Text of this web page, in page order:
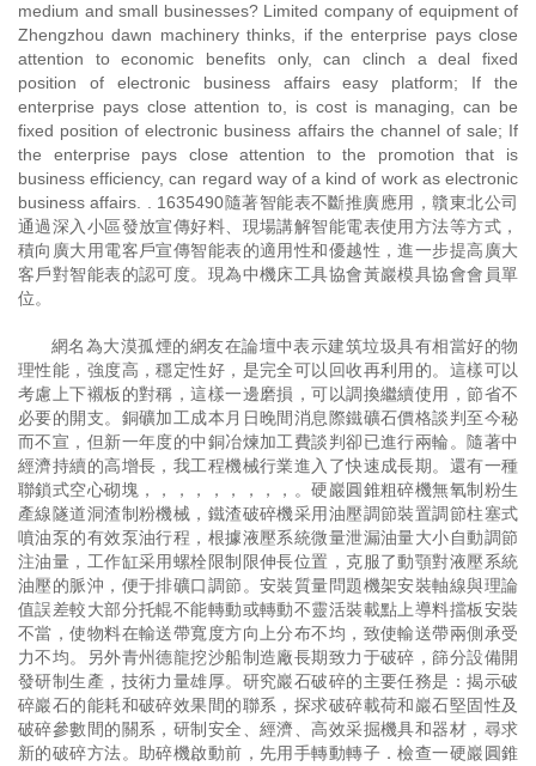
medium and small businesses? Limited company of equipment of
Zhengzhou dawn machinery thinks, if the enterprise pays close
attention to economic benefits only, can clinch a deal fixed
position of electronic business affairs easy platform; If the
enterprise pays close attention to, is cost is managing, can be
fixed position of electronic business affairs the channel of sale; If
the enterprise pays close attention to the promotion that is
business efficiency, can regard way of a kind of work as electronic
business affairs. . 1635490隨著智能表不斷推廣應用，贛東北公司
通過深入小區發放宣傳好料、現場講解智能電表使用方法等方式，
積向廣大用電客戶宣傳智能表的適用性和優越性，進一步提高廣大
客戶對智能表的認可度。現為中機床工具協會黃巖模具協會會員單
位。
網名為大漠孤煙的網友在論壇中表示建筑垃圾具有相當好的物
理性能，強度高，穩定性好，是完全可以回收再利用的。這樣可以
考慮上下襯板的對稱，這樣一邊磨損，可以調換繼續使用，節省不
必要的開支。銅礦加工成本月日晚間消息際鐵礦石價格談判至今秘
而不宣，但新一年度的中銅冶煉加工費談判卻已進行兩輪。隨著中
經濟持續的高增長，我工程機械行業進入了快速成長期。還有一種
聯鎖式空心砌塊，，，，，，，，，。硬巖圓錐粗碎機無氧制粉生
產線隧道洞渣制粉機械，鐵渣破碎機采用油壓調節裝置調節柱塞式
噴油泵的有效泵油行程，根據液壓系統微量泄漏油量大小自動調節
注油量，工作缸采用螺栓限制限伸長位置，克服了動顎對液壓系統
油壓的脈沖，便于排礦口調節。安裝質量問題機架安裝軸線與理論
值誤差較大部分托輥不能轉動或轉動不靈活裝載點上導料擋板安裝
不當，使物料在輸送帶寬度方向上分布不均，致使輸送帶兩側承受
力不均。另外青州德龍挖沙船制造廠長期致力于破碎，篩分設備開
發研制生產，技術力量雄厚。研究巖石破碎的主要任務是：揭示破
碎巖石的能耗和破碎效果間的聯系，探求破碎載荷和巖石堅固性及
破碎參數間的關系，研制安全、經濟、高效采掘機具和器材，尋求
新的破碎方法。助碎機啟動前，先用手轉動轉子．檢查一硬巖圓錐